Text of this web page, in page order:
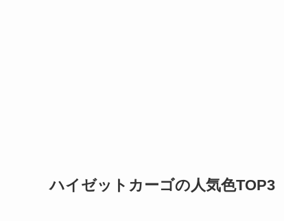
ハイゼットカーゴの人気色TOP3